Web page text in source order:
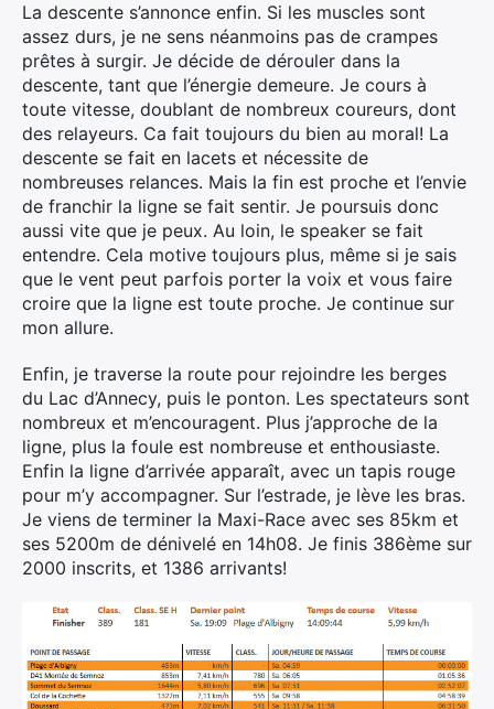
La descente s’annonce enfin. Si les muscles sont
assez durs, je ne sens néanmoins pas de crampes
prêtes à surgir. Je décide de dérouler dans la
descente, tant que l’énergie demeure. Je cours à
toute vitesse, doublant de nombreux coureurs, dont
des relayeurs. Ca fait toujours du bien au moral! La
descente se fait en lacets et nécessite de
nombreuses relances. Mais la fin est proche et l’envie
de franchir la ligne se fait sentir. Je poursuis donc
aussi vite que je peux. Au loin, le speaker se fait
entendre. Cela motive toujours plus, même si je sais
que le vent peut parfois porter la voix et vous faire
croire que la ligne est toute proche. Je continue sur
mon allure.
Enfin, je traverse la route pour rejoindre les berges
du Lac d’Annecy, puis le ponton. Les spectateurs sont
nombreux et m’encouragent. Plus j’approche de la
ligne, plus la foule est nombreuse et enthousiaste.
Enfin la ligne d’arrivée apparaît, avec un tapis rouge
pour m’y accompagner. Sur l’estrade, je lève les bras.
Je viens de terminer la Maxi-Race avec ses 85km et
ses 5200m de dénivelé en 14h08. Je finis 386ème sur
2000 inscrits, et 1386 arrivants!